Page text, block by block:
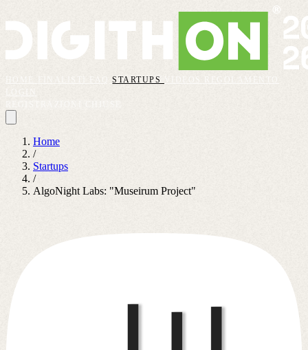
FAQSTARTUPS VIDEOS
REGOLAMENTO
Home
/
Startups
/
AlgoNight Labs: "Museirum Project"